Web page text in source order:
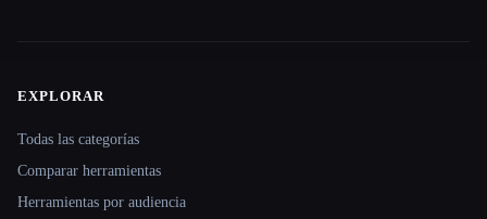
Site navigation
EXPLORAR
Todas las categorías
Comparar herramientas
Herramientas por audiencia